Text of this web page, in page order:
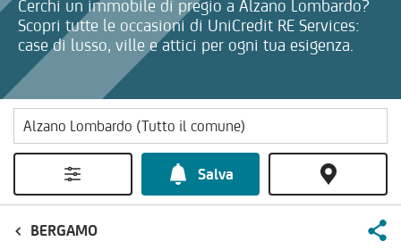
Cerchi un immobile di pregio a Alzano Lombardo?
Scopri tutte le occasioni di UniCredit RE Services:
case di lusso, ville e attici per ogni tua esigenza.
Salva
BERGAMO